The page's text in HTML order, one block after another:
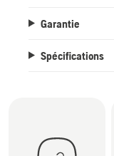
Garantie
Spécifications